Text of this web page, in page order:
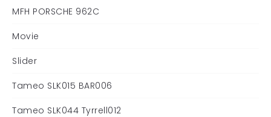
MFH PORSCHE 962C
Movie
Slider
Tameo SLK015 BAR006
Tameo SLK044 Tyrrell012